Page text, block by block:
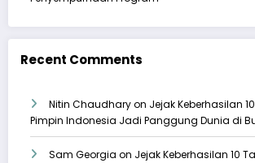
Recent Comments
Nitin Chaudharyon Jejak Keberhasilan
Pimpin Indonesia Jadi Panggung Dunia di
Sam Georgia on Jejak Keberhasilan 10